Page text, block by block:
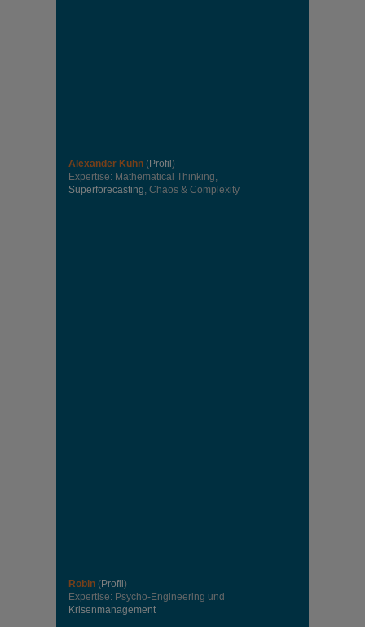
Alexander Kuhn (Profil )
Expertise: Mathematical Thinking,
Superforecasting, Chaos & Complexity
Robin (Profil )
Expertise: Psycho-Engineering und
Krisenmanagement